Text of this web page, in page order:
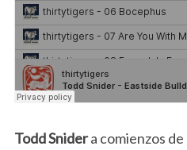
Todd Snidera comienzos